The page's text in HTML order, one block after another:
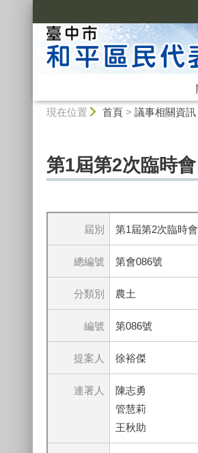
現在位置 首頁> 議事相關資訊
第1屆第2次臨時會
屆別 第1屆第2次臨時會
總編號 第會086號
分類別 農土
編號 第086號
提案人 徐裕傑
連署人
陳志勇
管慧莉
王秋助